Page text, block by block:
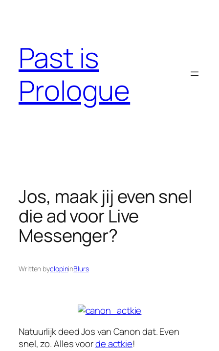
Past is
Prologue
Jos, maak jij even snel
die ad voor Live
Messenger?
Written byclopininBlurs
Natuurlijk deed Jos van Canon dat. Even
snel, zo. Alles voordeactkie!